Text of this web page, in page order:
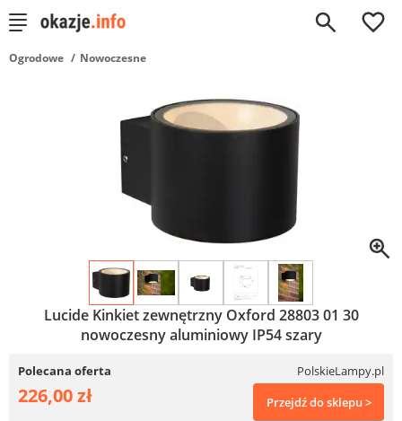
0
Ogrodowe Nowoczesne
Lucide Kinkiet zewnętrzny Oxford 28803 01 30
nowoczesny aluminiowy IP54 szary
Polecana oferta PolskieLampy.pl
226,00 zł Przejdź do sklepu >